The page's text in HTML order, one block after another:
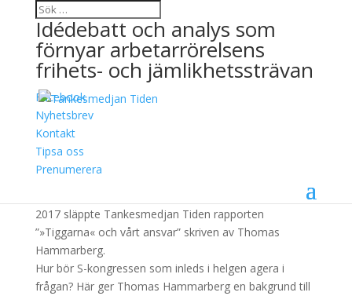
Idédebatt och analys som
förnyar arbetarrörelsens
frihets- och jämlikhetssträvan
Facebook
Nyhetsbrev
Kontakt
Tipsa oss
Prenumerera
”Tiggarna” och vårt
ansvar
6 mars, 2020
2017 släppte Tankesmedjan Tiden rapporten
”»Tiggarna« och vårt ansvar” skriven av Thomas
Hammarberg.
Hur bör S-kongressen som inleds i helgen agera i
frågan? Här ger Thomas Hammarberg en bakgrund till